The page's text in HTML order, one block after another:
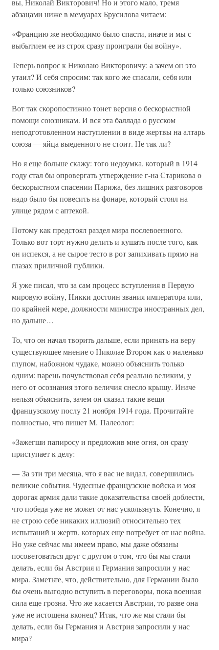
вы, Николай Викторович! Но и этого мало, тремя
абзацами ниже в мемуарах Брусилова читаем:
«Францию же необходимо было спасти, иначе и мы с
выбытием ее из строя сразу проиграли бы войну».
Теперь вопрос к Николаю Викторовичу: а зачем он это
утаил? И себя спросим: так кого же спасали, себя или
только союзников?
Вот так скоропостижно тонет версия о бескорыстной
помощи союзникам. И вся эта баллада о русском
неподготовленном наступлении в виде жертвы на алтарь
союза — яйца выеденного не стоит. Не так ли?
Но я еще больше скажу: того недоумка, который в 1914
году стал бы опровергать утверждение г-на Старикова о
бескорыстном спасении Парижа, без лишних разговоров
надо было бы повесить на фонаре, который стоял на
улице рядом с аптекой.
Потому как предстоял раздел мира послевоенного.
Только вот торт нужно делить и кушать после того, как
он испекся, а не сырое тесто в рот запихивать прямо на
глазах приличной публики.
Я уже писал, что за сам процесс вступления в Первую
мировую войну, Никки достоин звания императора или,
по крайней мере, должности министра иностранных дел,
но дальше…
То, что он начал творить дальше, если принять на веру
существующее мнение о Николае Втором как о маленько
глупом, набожном чудаке, можно объяснить только
одним: парень почувствовал себя реально великим, у
него от осознания этого величия снесло крышу. Иначе
нельзя объяснить, зачем он сказал такие вещи
французскому послу 21 ноября 1914 года. Прочитайте
полностью, что пишет М. Палеолог:
«Зажегши папиросу и предложив мне огня, он сразу
приступает к делу:
— За эти три месяца, что я вас не видал, совершились
великие события. Чудесные французские войска и моя
дорогая армия дали такие доказательства своей доблести,
что победа уже не может от нас ускользнуть. Конечно, я
не строю себе никаких иллюзий относительно тех
испытаний и жертв, которых еще потребует от нас война.
Но уже сейчас мы имеем право, мы даже обязаны
посоветоваться друг с другом о том, что бы мы стали
делать, если бы Австрия и Германия запросили у нас
мира. Заметьте, что, действительно, для Германии было
бы очень выгодно вступить в переговоры, пока военная
сила еще грозна. Что же касается Австрии, то разве она
уже не истощена вконец? Итак, что же мы стали бы
делать, если бы Германия и Австрия запросили у нас
мира?